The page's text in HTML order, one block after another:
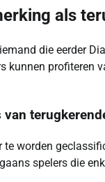
als
die eerder
kunnen profiteren
te worden
spelers die